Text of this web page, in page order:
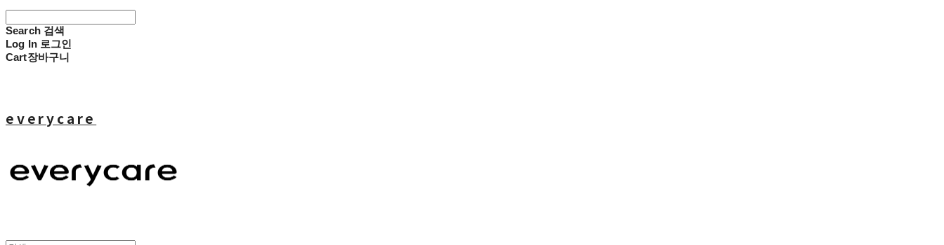
Search 검색
Log In 로그인
Cart장바구니
everycare